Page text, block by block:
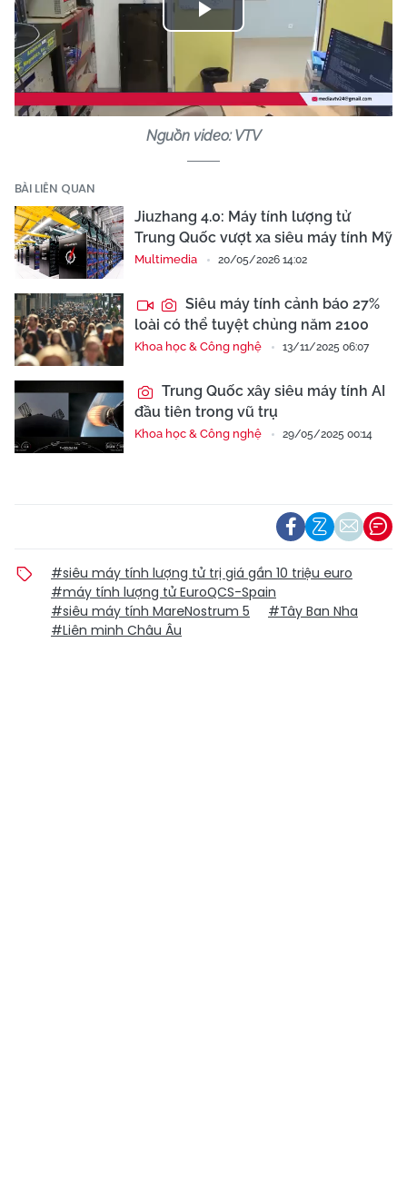
Play
Video
Nguồn video: VTV
BÀI LIÊN QUAN
Jiuzhang 4.0: Máy tính lượng tử
Trung Quốc vượt xa siêu máy tính Mỹ
Multimedia 20/05/2026 14:02
Siêu máy tính cảnh báo 27%
loài có thể tuyệt chủng năm 2100
Khoa học & Công nghệ 13/11/2025 06:07
Trung Quốc xây siêu máy tính AI
đầu tiên trong vũ trụ
Khoa học & Công nghệ 29/05/2025 00:14
#siêu máy tính lượng tử trị giá gần 10 triệu euro
#máy tính lượng tử EuroQCS-Spain
#siêu máy tính MareNostrum 5
#Tây Ban Nha
#Liên minh Châu Âu